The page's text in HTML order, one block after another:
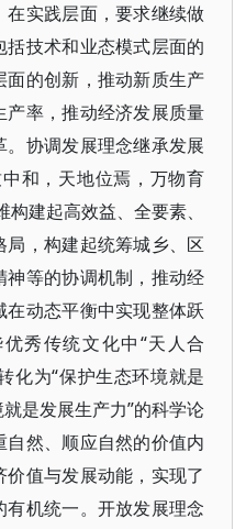
实践层面，要求继续做
技术和业态模式层面的
的创新，推动新质生产
率，推动经济发展质量
协调发展理念继承发展
和，天地位焉，万物育
建起高效益、全要素、
，构建起统筹城乡、区
等的协调机制，推动经
动态平衡中实现整体跃
秀传统文化中“天人合
化为“保护生态环境就是
是发展生产力”的科学论
然、顺应自然的价值内
值与发展动能，实现了
机统一。开放发展理念